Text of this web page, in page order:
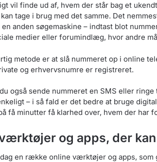
vil finde ud af, hvem der står bag et
tage i brug med det samme. Det
anden søgemaskine – indtast blot
medier eller forumindlæg, hvor andre
metode er at slå nummeret op i online
og erhvervsnumre er registreret.
også sende nummeret en SMS eller
– i så fald er det bedre at bruge
få minutter få klarhed over, hvem der har
og apps, der
en række online værktøjer og apps, som